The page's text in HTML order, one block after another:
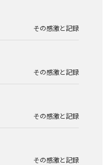
その感激と記録
その感激と記録
その感激と記録
その感激と記録